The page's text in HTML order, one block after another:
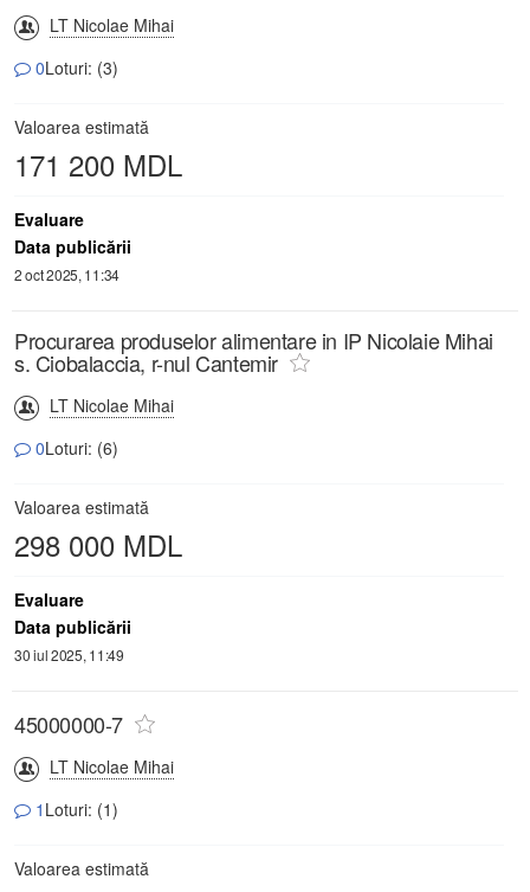
LT Nicolae Mihai
0Loturi: (3)
Valoarea estimată
171 200 MDL
Evaluare
Data publicării
2 oct 2025, 11:34
Procurarea produselor alimentare in IP Nicolaie Mihai
s. Ciobalaccia, r-nul Cantemir
LT Nicolae Mihai
0Loturi: (6)
Valoarea estimată
298 000 MDL
Evaluare
Data publicării
30 iul 2025, 11:49
45000000-7
LT Nicolae Mihai
1 Loturi: (1)
Valoarea estimată